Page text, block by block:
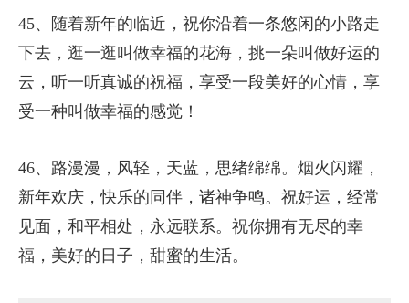
45、随着新年的临近，祝你沿着一条悠闲的小路走
下去，逛一逛叫做幸福的花海，挑一朵叫做好运的
云，听一听真诚的祝福，享受一段美好的心情，享
受一种叫做幸福的感觉！
46、路漫漫，风轻，天蓝，思绪绵绵。烟火闪耀，
新年欢庆，快乐的同伴，诸神争鸣。祝好运，经常
见面，和平相处，永远联系。祝你拥有无尽的幸
福，美好的日子，甜蜜的生活。